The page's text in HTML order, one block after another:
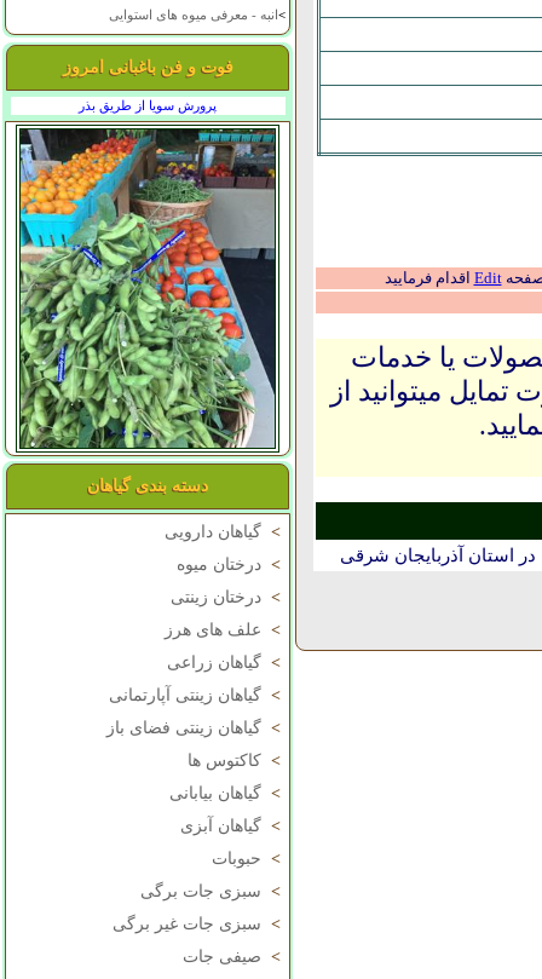
>انبه - معرفی میوه های استوایی
فوت و فن باغبانی امروز
پرورش سویا از طریق بذر
دسته بندی گیاهان
> گیاهان دارویی
> درختان میوه
> درختان زینتی
> علف های هرز
> گیاهان زراعی
> گیاهان زینتی آپارتمانی
> گیاهان زینتی فضای باز
> کاکتوس ها
> گیاهان بیابانی
> گیاهان آبزی
> حبوبات
> سبزی جات برگی
> سبزی جات غیر برگی
> صیفی جات
صفحهEdit اقدام فرمایید
یا خدمات
میتوانید از
استان آذربايجان شرقی